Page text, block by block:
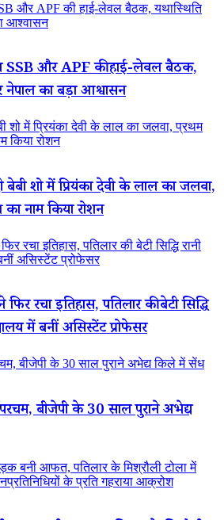
और APF की हाई-लेवल बैठक, यथास्थिति
आश्वासन
SSB और APF की हाई-लेवल बैठक,
नेपाल का बड़ा आश्वासन
शो में प्रियंका देवी के लाल का जलवा, प्रथम
किया रोशन
बेबी शो में प्रियंका देवी के लाल का जलवा,
का नाम किया रोशन
रचा इतिहास, पतिलार की बेटी सिद्धि रानी
असिस्टेंट प्रोफेसर
रचा इतिहास, पतिलार की बेटी सिद्धि
में बनीं असिस्टेंट प्रोफेसर
बीजेपी के 30 साल पुराने अभेद्य किले में सेंध
बीजेपी के 30 साल पुराने अभेद्य
बनी आफत, पतिलार के मिश्रौली टोला में
के प्रति गहराया आक्रोश